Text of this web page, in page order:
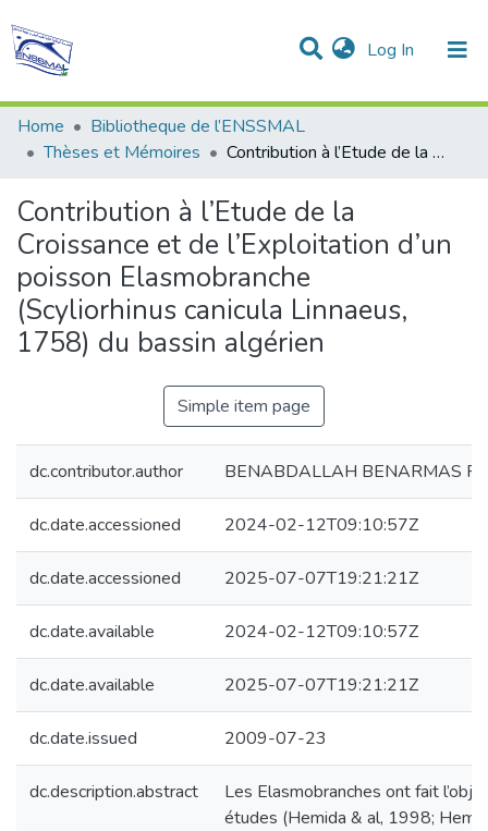
Log In (current)
Communities & Collections
Statistics
All of DSpace
Home
Bibliotheque de l’ENSSMAL
Thèses et Mémoires
Contribution à l’Etude de la Croissance et de l’Exploitation d’un poisson Elasmobranche (Scyliorhinus canicula Linnaeus, 1758) du bassin algérien
Contribution à l’Etude de la
Croissance et de l’Exploitation d’un
poisson Elasmobranche
(Scyliorhinus canicula Linnaeus,
1758) du bassin algérien
Simple item page
dc.contributor.author BENABDALLAH BENARMAS
dc.date.accessioned 2024-02-12T09:10:57Z
dc.date.accessioned 2025-07-07T19:21:21Z
dc.date.available 2024-02-12T09:10:57Z
dc.date.available 2025-07-07T19:21:21Z
dc.date.issued 2009-07-23
dc.description.abstract
Les Elasmobranches ont fait
études (Hemida & al, 1998;